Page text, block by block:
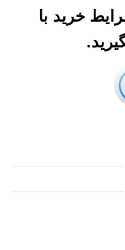
خرید با